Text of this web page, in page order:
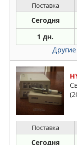
Поставка
Сегодня
1 дн.
Поставка
Сегодня